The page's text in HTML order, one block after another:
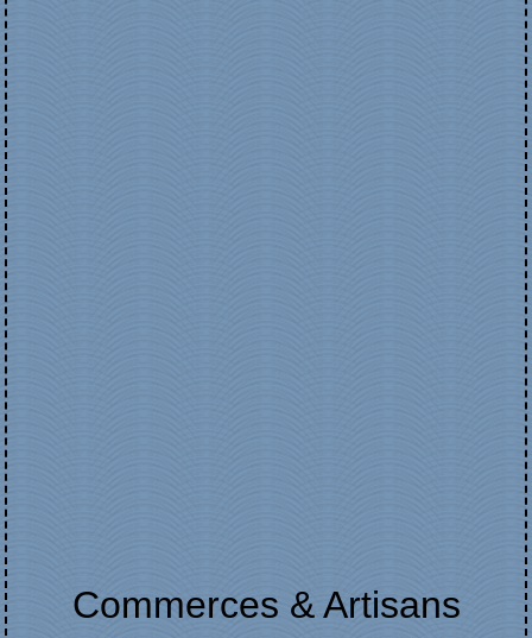
Commerces & Artisans